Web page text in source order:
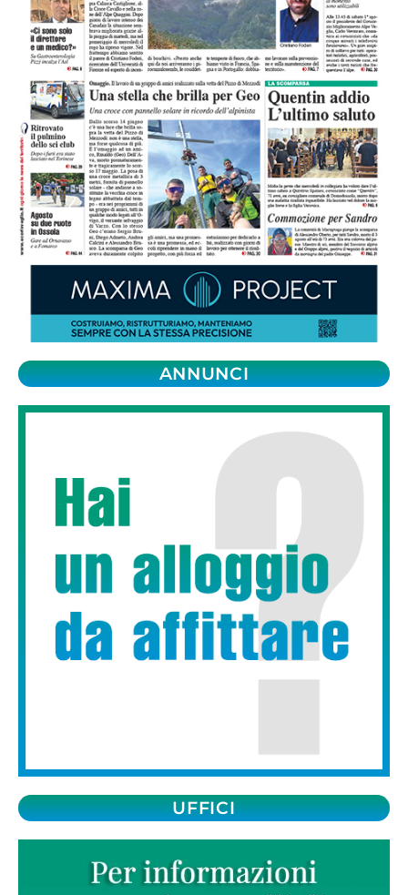
ANNUNCI
UFFICI